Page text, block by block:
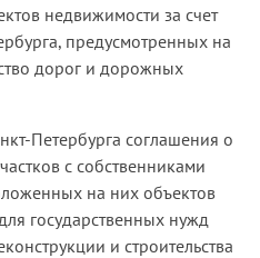
недвижимости за счет
предусмотренных на
дорог и дорожных
Петербурга соглашения о
с собственниками
на них объектов
государственных нужд
и строительства